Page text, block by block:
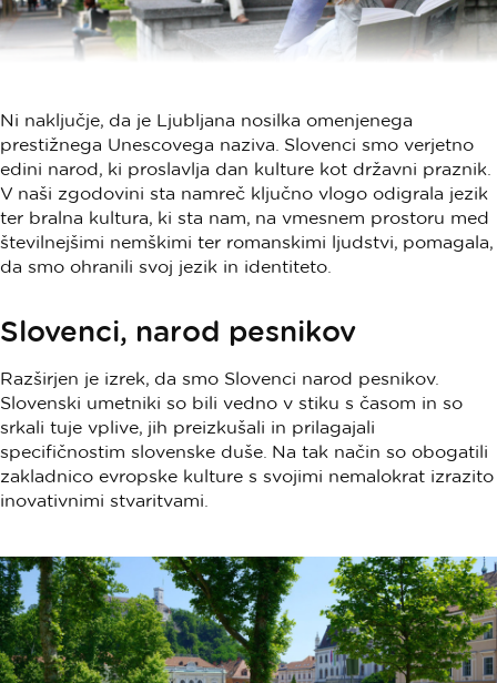
Ni naključje, da je Ljubljana nosilka omenjenega
prestižnega Unescovega naziva. Slovenci smo verjetno
edini narod, ki proslavlja dan kulture kot državni praznik.
V naši zgodovini sta namreč ključno vlogo odigrala jezik
ter bralna kultura, ki sta nam, na vmesnem prostoru med
številnejšimi nemškimi ter romanskimi ljudstvi, pomagala,
da smo ohranili svoj jezik in identiteto.
Slovenci, narod pesnikov
Razširjen je izrek, da smo Slovenci narod pesnikov.
Slovenski umetniki so bili vedno v stiku s časom in so
srkali tuje vplive, jih preizkušali in prilagajali
specifičnostim slovenske duše. Na tak način so obogatili
zakladnico evropske kulture s svojimi nemalokrat izrazito
inovativnimi stvaritvami.